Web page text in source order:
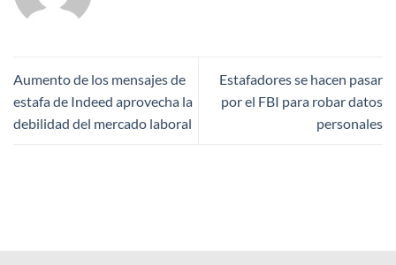
Aumento de los mensajes de
estafa de Indeed aprovecha la
debilidad del mercado laboral
Estafadores se hacen pasar
por el FBI para robar datos
personales